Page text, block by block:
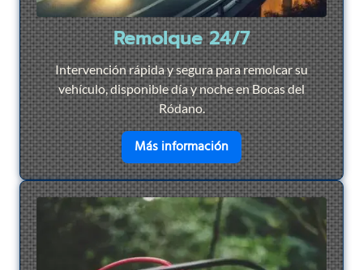
Remolque 24/7
Intervención rápida y segura para remolcar su
vehículo, disponible día y noche en Bocas del
Ródano.
Más informaciónen savoir plus sur